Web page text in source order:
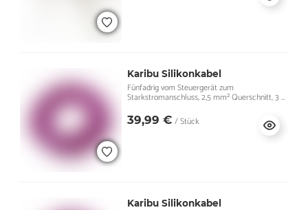
Karibu Silikonkabel
Fünfadrig vom Steuergerät zum
Starkstromanschluss, 2,5 mm² Querschnitt, 3 m
39,99 € / Stück
Karibu Silikonkabel